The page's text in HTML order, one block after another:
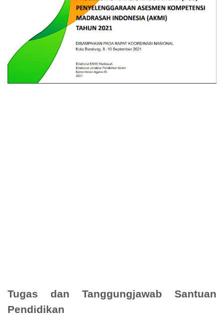
Tugas dan Tanggungjawab Santuan
Pendidikan